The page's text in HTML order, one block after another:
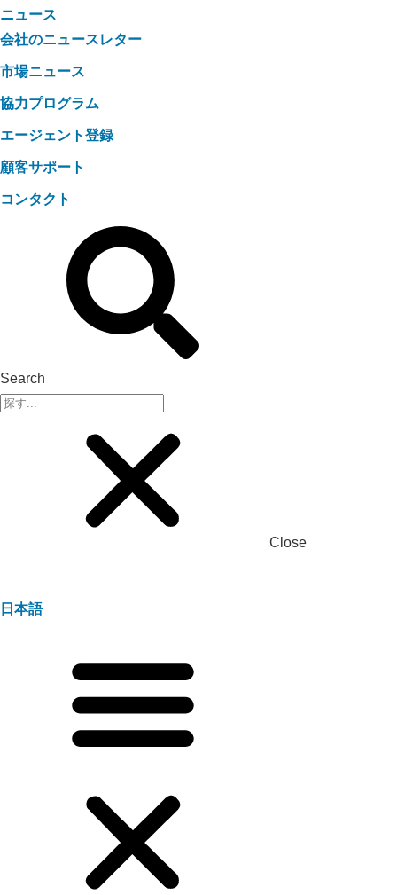
ニュース
会社のニュースレター
市場ニュース
協力プログラム
エージェント登録
顧客サポート
コンタクト
Search
Close
日本語